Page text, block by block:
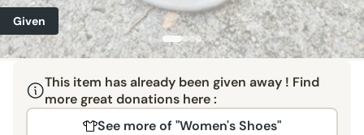
Given
This item has already been given away ! Find
more great donations here :
See more of "Women's Shoes"